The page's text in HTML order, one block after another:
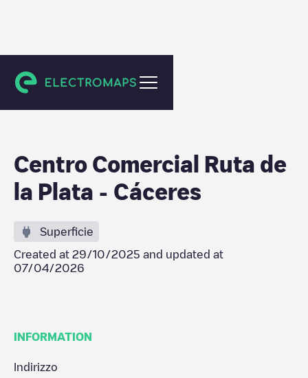
Cáceres
Centro Comercial Ruta de
la Plata - Cáceres
Superficie
Created at 29/10/2025 and updated at
07/04/2026
INFORMATION
Indirizzo